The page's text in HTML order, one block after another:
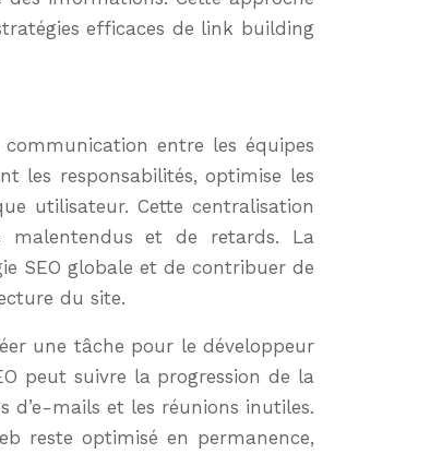
efficaces de link building
entre les équipes
les responsabilités, optimise les
utilisateur. Cette centralisation
et de retards. La
SEO globale et de contribuer de
du site.
une tâche pour le développeur
peut suivre la progression de la
mails et les réunions inutiles.
reste optimisé en permanence,